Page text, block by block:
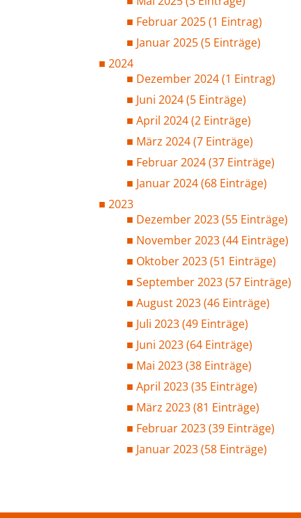
Februar 2025 (1 Eintrag)
Januar 2025 (5 Einträge)
2024
Dezember 2024 (1 Eintrag)
Juni 2024 (5 Einträge)
April 2024 (2 Einträge)
März 2024 (7 Einträge)
Februar 2024 (37 Einträge)
Januar 2024 (68 Einträge)
2023
Dezember 2023 (55 Einträge)
November 2023 (44 Einträge)
Oktober 2023 (51 Einträge)
September 2023 (57 Einträge)
August 2023 (46 Einträge)
Juli 2023 (49 Einträge)
Juni 2023 (64 Einträge)
Mai 2023 (38 Einträge)
April 2023 (35 Einträge)
März 2023 (81 Einträge)
Februar 2023 (39 Einträge)
Januar 2023 (58 Einträge)